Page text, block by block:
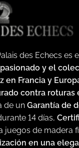
des Echecs es
y el
en Francia y
contra roturas
de un Garantía de
14 días,
juegos de madera
en una